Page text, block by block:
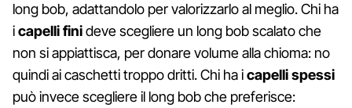
long bob, adattandolo per valorizzarlo al meglio. Chi ha
icapelli finideve scegliere un long bob scalato che
non si appiattisca, per donare volume alla chioma: no
quindi ai caschetti troppo dritti. Chi ha icapelli spessi
può invece scegliere il long bob che preferisce: